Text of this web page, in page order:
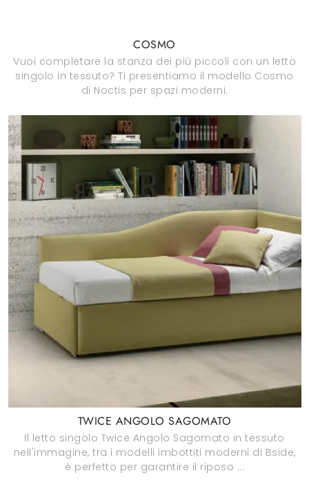
COSMO
Vuoi completare la stanza dei più piccoli con un letto
singolo in tessuto? Ti presentiamo il modello Cosmo
di Noctis per spazi moderni.
TWICE ANGOLO SAGOMATO
Il letto singolo Twice Angolo Sagomato in tessuto
nell'immagine, tra i modelli imbottiti moderni di Bside,
è perfetto per garantire il riposo ...